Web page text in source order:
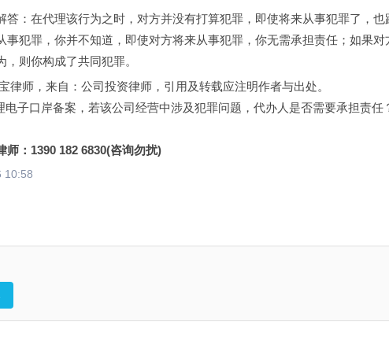
答：在代理该行为之时，对方并没有打算犯罪，即使将来从事犯罪了，
事犯罪，你并不知道，即使对方将来从事犯罪，你无需承担责任；如果
则你构成了共同犯罪。
律师，来自：公司投资律师，引用及转载应注明作者与出处。
电子口岸备案，若该公司经营中涉及犯罪问题，代办人是否需要承担责任
师：1390 182 6830(咨询勿扰)
10:58